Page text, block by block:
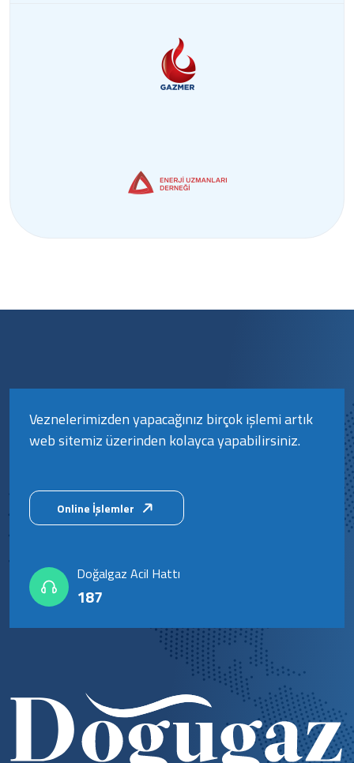
Veznelerimizden yapacağınız birçok işlemi artık
web sitemiz üzerinden kolayca yapabilirsiniz.
Online İşlemler
Doğalgaz Acil Hattı
187